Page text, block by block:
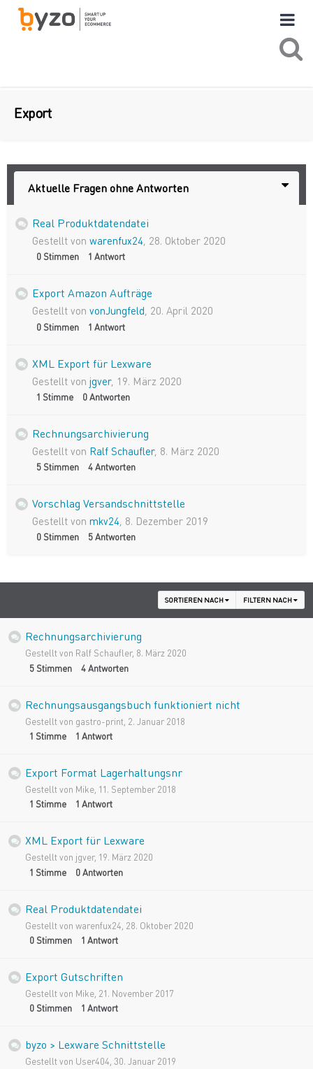
Export
Aktuelle Fragen ohne Antworten
Real Produktdatendatei
Gestellt von warenfux24, 28. Oktober 2020
0 Stimmen 1 Antwort
Export Amazon Aufträge
Gestellt von vonJungfeld, 20. April 2020
0 Stimmen 1 Antwort
XML Export für Lexware
Gestellt von jgver, 19. März 2020
1 Stimme 0Antworten
Rechnungsarchivierung
Gestellt von Ralf Schaufler, 8. März 2020
5 Stimmen 4Antworten
Vorschlag Versandschnittstelle
Gestellt von mkv24, 8. Dezember 2019
0 Stimmen 5Antworten
SORTIEREN NACH FILTERN NACH
Rechnungsarchivierung
Gestellt von Ralf Schaufler, 8. März 2020
5 Stimmen 4Antworten
Rechnungsausgangsbuch funktioniert nicht
Gestellt von gastro-print, 2. Januar 2018
1 Stimme 1 Antwort
Export Format Lagerhaltungsnr
Gestellt von Mike, 11. September 2018
1 Stimme 1 Antwort
XML Export für Lexware
Gestellt von jgver, 19. März 2020
1 Stimme 0Antworten
Real Produktdatendatei
Gestellt von warenfux24, 28. Oktober 2020
0 Stimmen 1 Antwort
Export Gutschriften
Gestellt von Mike, 21. November 2017
0 Stimmen 1 Antwort
byzo > Lexware Schnittstelle
Gestellt von User404, 30. Januar 2019